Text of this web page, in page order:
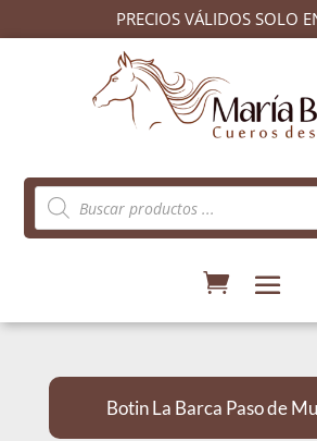
PRECIOS VÁLIDOS SOLO
Búsqueda
de
productos
Botin La Barca Paso de